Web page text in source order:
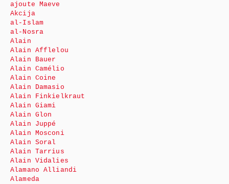
ajoute Maeve
Akcija
al-Islam
al-Nosra
Alain
Alain Afflelou
Alain Bauer
Alain Camélio
Alain Coine
Alain Damasio
Alain Finkielkraut
Alain Giami
Alain Glon
Alain Juppé
Alain Mosconi
Alain Soral
Alain Tarrius
Alain Vidalies
Alamano Alliandi
Alameda